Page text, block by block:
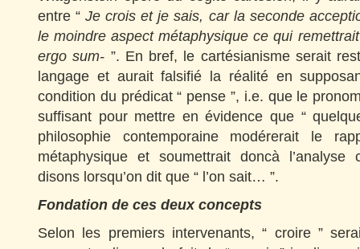
entre “Je crois et je sais, car la seconde
le moindre aspect métaphysique ce qui
ergo sum- ”. En bref, le cartésianisme serait
langage et aurait falsifié la réalité en
condition du prédicat “ pense ”, i.e. que le
suffisant pour mettre en évidence que “
philosophie contemporaine modérerait le
métaphysique et soumettrait doncà
disons lorsqu’on dit que “ l’on sait… ”.
Fondation de ces deux concepts
Selon les premiers intervenants, “ croire ”